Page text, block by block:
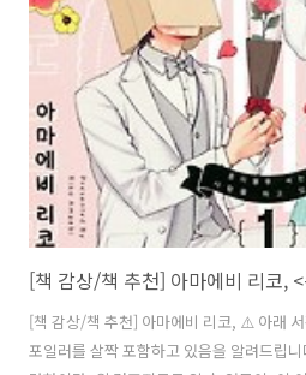
일 웃긴 부분을 몇 군데 보여 드리겠다. 여
게 더 나을 것 같다. 살면서 그만큼 공포에
눈썹이라면 마땅히 있어야 할 곳에서 3센티
[책 감상/책 추천] 아마에비 리코, ⚠️ 아래
포일러를 살짝 포함하고 있음을 알려드립